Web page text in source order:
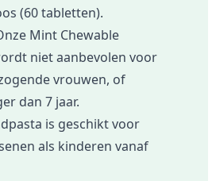
(60 tabletten).
Mint Chewable
niet aanbevolen voor
vrouwen, of
dan 7 jaar.
is geschikt voor
als kinderen vanaf